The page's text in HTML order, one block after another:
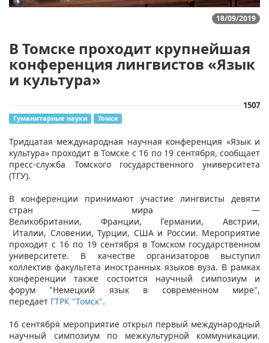
18/09/2019
В Томске проходит крупнейшая
конференция лингвистов «Язык
и культура»
1507
Гуманитарные науки Томск
​Тридцатая международная научная конференция «Язык и
культура» проходит в Томске с 16 по 19 сентября, сообщает
пресс-служба Томского государственного университета
(ТГУ).
В конференции принимают участие лингвисты девяти
стран мира —
Великобритании, Франции, Германии, Австрии,
Италии, Словении, Турции, США и России. Мероприятие
проходит с 16 по 19 сентября в Томском государственном
университете. В качестве организаторов выступил
коллектив факультета иностранных языков вуза. В рамках
конференции также состоится научный симпозиум и
форум "Немецкий язык в современном мире",
передает ГТРК "Томск".
16 сентября мероприятие открыл первый международный
научный симпозиум по межкультурной коммуникации.